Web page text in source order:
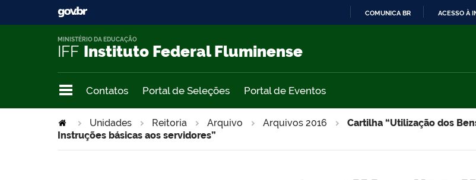
COMUNICA BR ACESSO À
IFF Instituto Federal Fluminense
MINISTÉRIO DA EDUCAÇÃO
Contatos Portal de Seleções Portal de Eventos
Unidades Reitoria Arquivo Arquivos 2016
Cartilha “Utilização dos
Instruções básicas aos servidores”